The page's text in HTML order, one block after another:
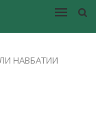
НАВБАТИИ